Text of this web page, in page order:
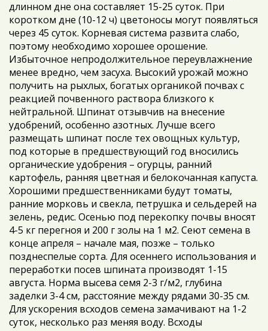
длинном дне она составляет 15-25 суток. При
коротком дне (10-12 ч) цветоносы могут появляться
через 45 суток. Корневая система развита слабо,
поэтому необходимо хорошее орошение.
Избыточное непродолжительное переувлажнение
менее вредно, чем засуха. Высокий урожай можно
получить на рыхлых, богатых органикой почвах с
реакцией почвенного раствора близкого к
нейтральной. Шпинат отзывчив на внесение
удобрений, особенно азотных. Лучше всего
размещать шпинат после тех овощных культур,
под которые в предшествующий год вносились
органические удобрения – огурцы, ранний
картофель, ранняя цветная и белокочанная капуста.
Хорошими предшественниками будут томаты,
ранние морковь и свекла, петрушка и сельдерей на
зелень, редис. Осенью под перекопку почвы вносят
4-5 кг перегноя и 200 г золы на 1 м2. Сеют семена в
конце апреля – начале мая, позже – только
позднеспелые сорта. Для осеннего использования и
переработки посев шпината производят 1-15
августа. Норма высева семя 2-3 г/м2, глубина
заделки 3-4 см, расстояние между рядами 30-35 см.
Для ускорения всходов семена замачивают на 1-2
суток, несколько раз меняя воду. Всходы